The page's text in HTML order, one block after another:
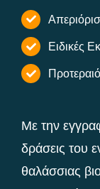
Ειδικές
Με την
δράσεις του
θαλάσσιας